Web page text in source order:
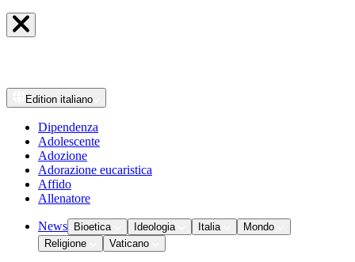
Edition italiano
Dipendenza
Adolescente
Adozione
Adorazione eucaristica
Affido
Allenatore
News Bioetica Ideologia Italia
Mondo
Religione
Vaticano